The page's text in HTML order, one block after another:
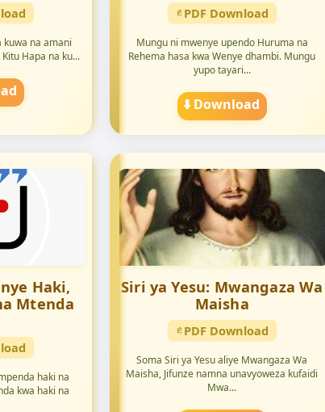
kuwa na amani
Hapa na ku...
PDF Download
Mungu ni mwenye upendo Huruma na
Rehema hasa kwa Wenye dhambi. Mungu
yupo tayari...
⬇️ Download
Haki,
Mtenda
haki na
kwa haki na
Siri ya Yesu: Mwangaza Wa
Maisha
PDF Download
Soma Siri ya Yesu aliye Mwangaza Wa
Maisha, Jifunze namna unavyoweza kufaidi
Mwa...